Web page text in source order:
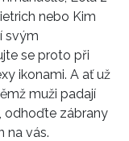
nebo Kim
svým
se proto při
ikonami. A ať už
muži padají
odhoďte zábrany
na vás.